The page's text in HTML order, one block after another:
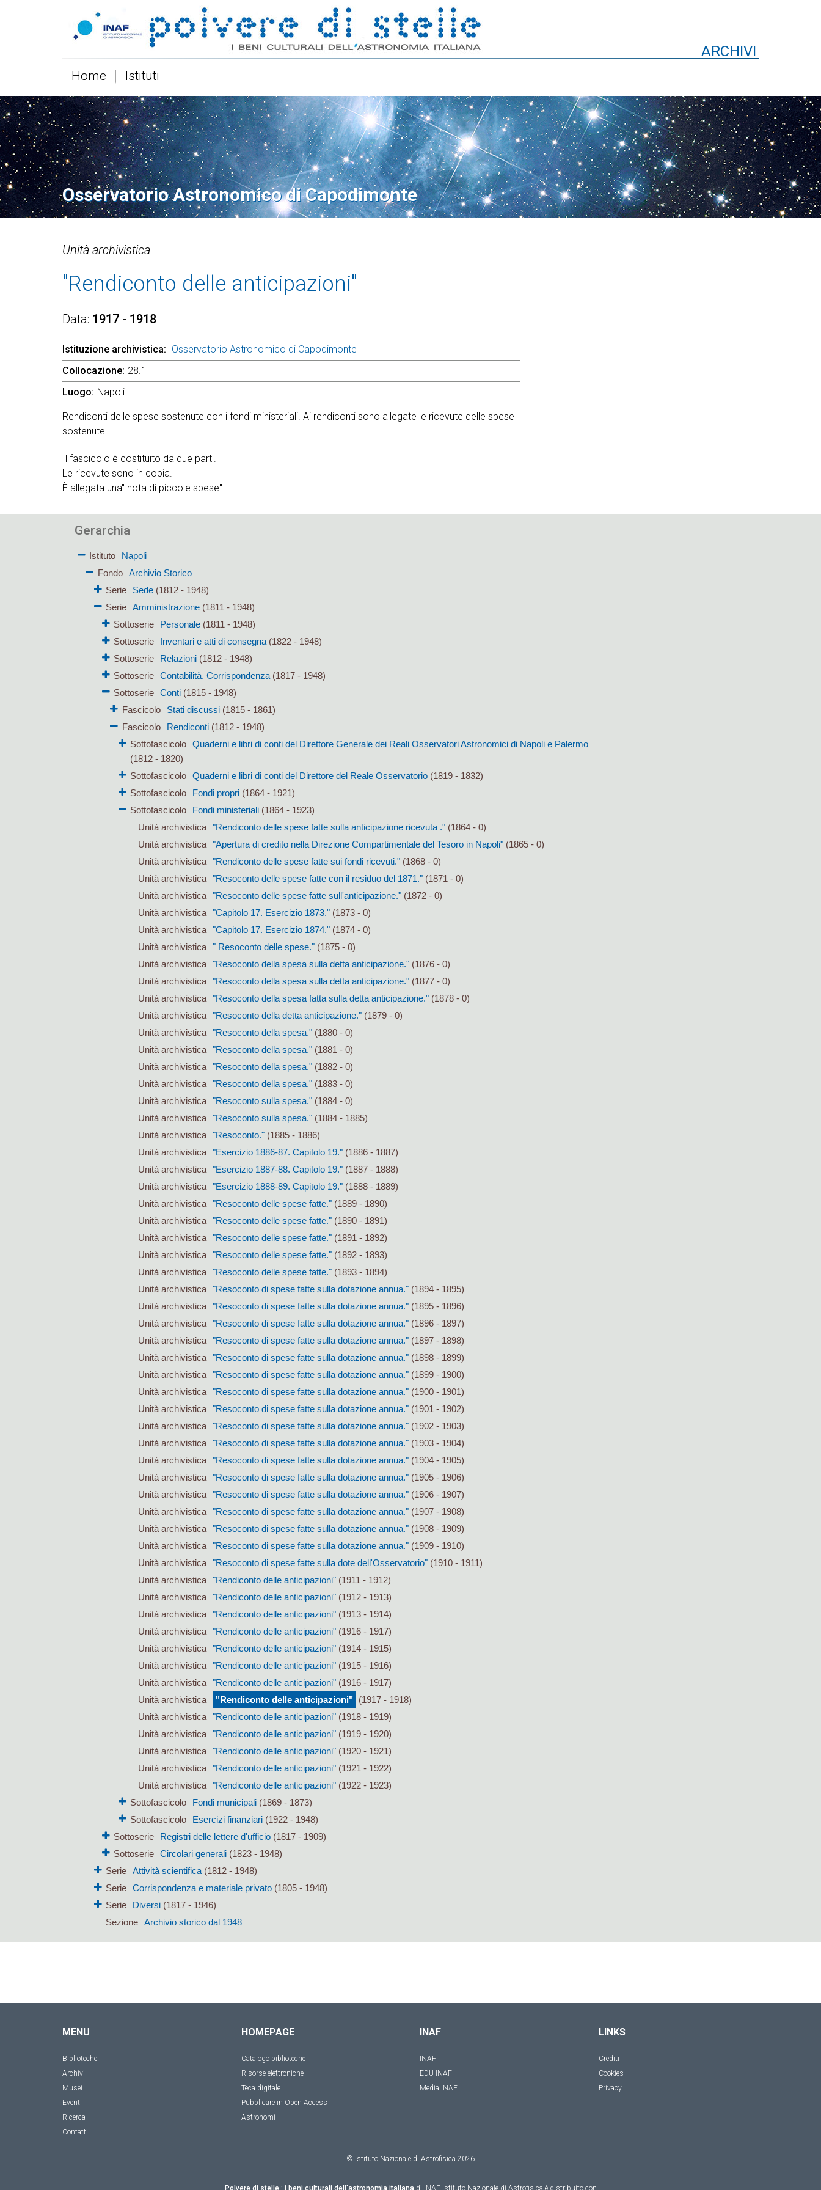
ARCHIVI
Home Istituti
Osservatorio Astronomico di Capodimonte
Unità archivistica
"Rendiconto delle anticipazioni"
Data 1917 - 1918
Istituzione archivistica
Osservatorio Astronomico di Capodimonte
Collocazione 28.1
Luogo Napoli
Rendiconti delle spese sostenute con i fondi ministeriali. Ai rendiconti sono allegate le ricevute delle spese
sostenute
Il fascicolo è costituito da due parti.
Le ricevute sono in copia.
È allegata una" nota di piccole spese"
Gerarchia
Istituto
Napoli
Fondo
Archivio Storico
Serie
Sede(1812 - 1948)
Serie Amministrazione(1811 - 1948)
Sottoserie
Personale (1811 - 1948)
Sottoserie
Inventari e atti di consegna (1822 - 1948)
Sottoserie
Relazioni (1812 - 1948)
Sottoserie
Contabilità. Corrispondenza (1817 - 1948)
Sottoserie
Conti (1815 - 1948)
Fascicolo
Stati discussi(1815 - 1861)
Fascicolo
Rendiconti(1812 - 1948)
Sottofascicolo Quaderni e libri di conti del Direttore Generale dei Reali Osservatori Astronomici di Napoli e Palermo
(1812 - 1820)
Sottofascicolo Quaderni e libri di conti del Direttore del Reale Osservatorio(1819 - 1832)
Sottofascicolo
Fondi propri(1864 - 1921)
Sottofascicolo
Fondi ministeriali(1864 - 1923)
Unità archivistica
"Rendiconto delle spese fatte sulla anticipazione ricevuta ." (1864 - 0)
Unità archivistica
"Apertura di credito nella Direzione Compartimentale del Tesoro in Napoli" (1865 - 0)
Unità archivistica
"Rendiconto delle spese fatte sui fondi ricevuti." (1868 - 0)
Unità archivistica
"Resoconto delle spese fatte con il residuo del 1871." (1871 - 0)
Unità archivistica
"Resoconto delle spese fatte sull'anticipazione." (1872 - 0)
Unità archivistica
"Capitolo 17. Esercizio 1873." (1873 - 0)
Unità archivistica
"Capitolo 17. Esercizio 1874." (1874 - 0)
Unità archivistica
" Resoconto delle spese." (1875 - 0)
Unità archivistica
"Resoconto della spesa sulla detta anticipazione." (1876 - 0)
Unità archivistica
"Resoconto della spesa sulla detta anticipazione." (1877 - 0)
Unità archivistica
"Resoconto della spesa fatta sulla detta anticipazione." (1878 - 0)
Unità archivistica
"Resoconto della detta anticipazione." (1879 - 0)
Unità archivistica
"Resoconto della spesa." (1880 - 0)
Unità archivistica
"Resoconto della spesa." (1881 - 0)
Unità archivistica
"Resoconto della spesa." (1882 - 0)
Unità archivistica
"Resoconto della spesa." (1883 - 0)
Unità archivistica
"Resoconto sulla spesa." (1884 - 0)
Unità archivistica
"Resoconto sulla spesa." (1884 - 1885)
Unità archivistica
"Resoconto." (1885 - 1886)
Unità archivistica
"Esercizio 1886-87. Capitolo 19." (1886 - 1887)
Unità archivistica
"Esercizio 1887-88. Capitolo 19." (1887 - 1888)
Unità archivistica
"Esercizio 1888-89. Capitolo 19." (1888 - 1889)
Unità archivistica
"Resoconto delle spese fatte." (1889 - 1890)
Unità archivistica
"Resoconto delle spese fatte." (1890 - 1891)
Unità archivistica
"Resoconto delle spese fatte." (1891 - 1892)
Unità archivistica
"Resoconto delle spese fatte." (1892 - 1893)
Unità archivistica
"Resoconto delle spese fatte." (1893 - 1894)
Unità archivistica
"Resoconto di spese fatte sulla dotazione annua." (1894 - 1895)
Unità archivistica
"Resoconto di spese fatte sulla dotazione annua." (1895 - 1896)
Unità archivistica
"Resoconto di spese fatte sulla dotazione annua." (1896 - 1897)
Unità archivistica
"Resoconto di spese fatte sulla dotazione annua." (1897 - 1898)
Unità archivistica
"Resoconto di spese fatte sulla dotazione annua." (1898 - 1899)
Unità archivistica
"Resoconto di spese fatte sulla dotazione annua." (1899 - 1900)
Unità archivistica
"Resoconto di spese fatte sulla dotazione annua." (1900 - 1901)
Unità archivistica
"Resoconto di spese fatte sulla dotazione annua." (1901 - 1902)
Unità archivistica
"Resoconto di spese fatte sulla dotazione annua." (1902 - 1903)
Unità archivistica
"Resoconto di spese fatte sulla dotazione annua." (1903 - 1904)
Unità archivistica
"Resoconto di spese fatte sulla dotazione annua." (1904 - 1905)
Unità archivistica
"Resoconto di spese fatte sulla dotazione annua." (1905 - 1906)
Unità archivistica
"Resoconto di spese fatte sulla dotazione annua." (1906 - 1907)
Unità archivistica
"Resoconto di spese fatte sulla dotazione annua." (1907 - 1908)
Unità archivistica
"Resoconto di spese fatte sulla dotazione annua." (1908 - 1909)
Unità archivistica
"Resoconto di spese fatte sulla dotazione annua." (1909 - 1910)
Unità archivistica
"Resoconto di spese fatte sulla dote dell'Osservatorio" (1910 - 1911)
Unità archivistica
"Rendiconto delle anticipazioni" (1911 - 1912)
Unità archivistica
"Rendiconto delle anticipazioni" (1912 - 1913)
Unità archivistica
"Rendiconto delle anticipazioni" (1913 - 1914)
Unità archivistica
"Rendiconto delle anticipazioni" (1916 - 1917)
Unità archivistica
"Rendiconto delle anticipazioni" (1914 - 1915)
Unità archivistica
"Rendiconto delle anticipazioni" (1915 - 1916)
Unità archivistica
"Rendiconto delle anticipazioni" (1916 - 1917)
Unità archivistica
"Rendiconto delle anticipazioni"
(1917 - 1918)
Unità archivistica
"Rendiconto delle anticipazioni" (1918 - 1919)
Unità archivistica
"Rendiconto delle anticipazioni" (1919 - 1920)
Unità archivistica
"Rendiconto delle anticipazioni" (1920 - 1921)
Unità archivistica
"Rendiconto delle anticipazioni" (1921 - 1922)
Unità archivistica
"Rendiconto delle anticipazioni" (1922 - 1923)
Sottofascicolo
Fondi municipali(1869 - 1873)
Sottofascicolo
Esercizi finanziari(1922 - 1948)
Sottoserie
Registri delle lettere d'ufficio (1817 - 1909)
Sottoserie
Circolari generali (1823 - 1948)
Serie Attività scientifica(1812 - 1948)
Serie Corrispondenza e materiale privato(1805 - 1948)
Serie
Diversi(1817 - 1946)
Sezione Archivio storico dal 1948
MENU
Biblioteche
Archivi
Musei
Eventi
Ricerca
Contatti
HOMEPAGE
Catalogo biblioteche
Risorse elettroniche
Teca digitale
Pubblicare in Open Access
Astronomi
INAF
INAF
EDU INAF
Media INAF
LINKS
Crediti
Cookies
Privacy
© Istituto Nazionale di Astrofisica 2026
Polvere di stelle : i beni culturali dell'astronomia italiana di INAF Istituto Nazionale di Astrofisica è distribuito con